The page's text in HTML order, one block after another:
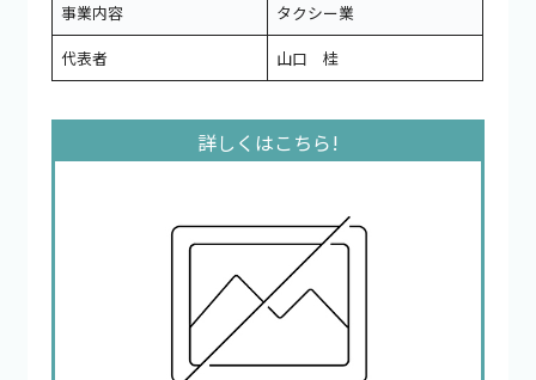
事業内容
タクシー業
代表者
山口 桂